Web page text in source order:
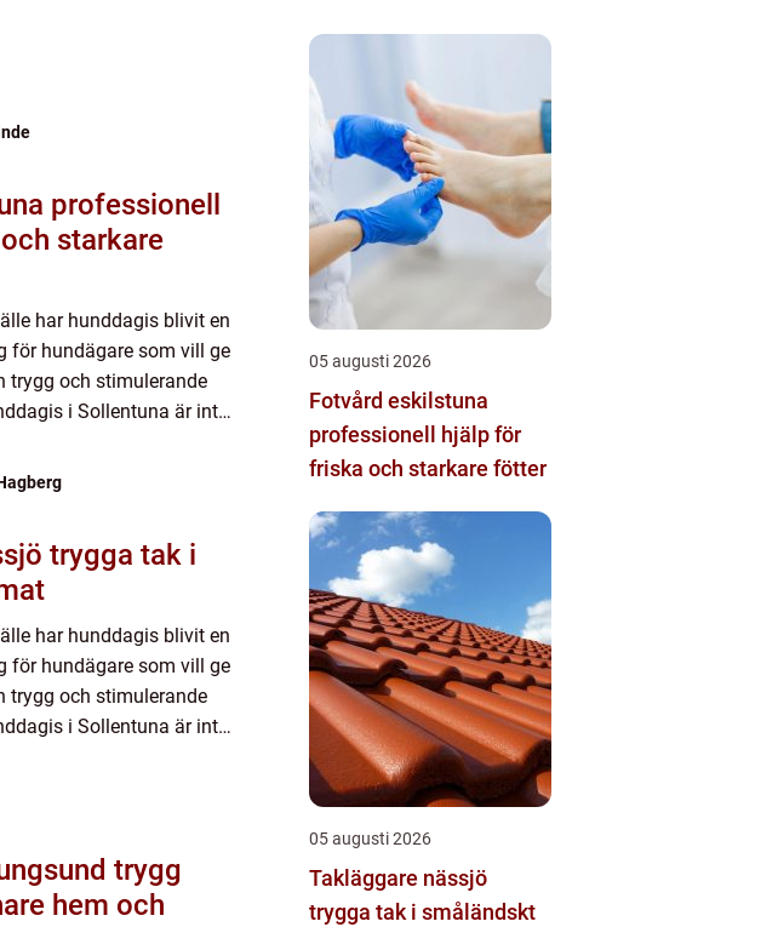
starkare
har hunddagis blivit en
för hundägare som vill ge
trygg och stimulerande
i Sollentuna är inte
tak i
har hunddagis blivit en
för hundägare som vill ge
trygg och stimulerande
i Sollentuna är inte
trygg
hem och
05 augusti 2026
Fotvård eskilstuna
professionell hjälp för
friska och starkare fötter
05 augusti 2026
Takläggare nässjö
trygga tak i småländskt